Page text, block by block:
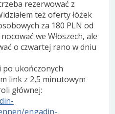
rezerwować z
też oferty łóżek
za 180 PLN od
we Włoszech, ale
o czwartej rano w dniu
po ukończonych
link z 2,5 minutowym
głównej:
engadin-